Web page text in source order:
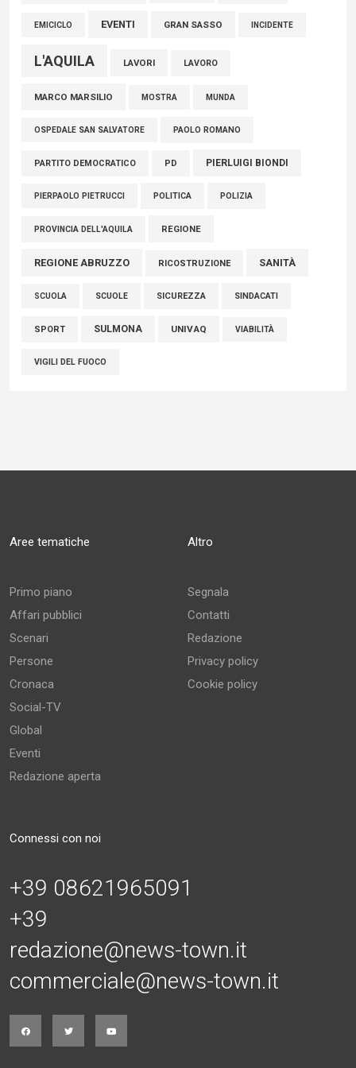
EMICICLO EVENTI GRAN SASSO INCIDENTE
L'AQUILA LAVORI LAVORO
MARCO MARSILIO MOSTRA MUNDA
OSPEDALE SAN SALVATORE PAOLO ROMANO
PARTITO DEMOCRATICO PD PIERLUIGI BIONDI
PIERPAOLO PIETRUCCI POLITICA POLIZIA
PROVINCIA DELL'AQUILA REGIONE
REGIONE ABRUZZO RICOSTRUZIONE SANITÀ
SCUOLA SCUOLE SICUREZZA SINDACATI
SPORT SULMONA UNIVAQ VIABILITÀ
VIGILI DEL FUOCO
Aree tematiche
Primo piano
Affari pubblici
Scenari
Persone
Cronaca
Social-TV
Global
Eventi
Redazione aperta
Altro
Segnala
Contatti
Redazione
Privacy policy
Cookie policy
Connessi con noi
+39 08621965091
+39
redazione@news-town.it
commerciale@news-town.it